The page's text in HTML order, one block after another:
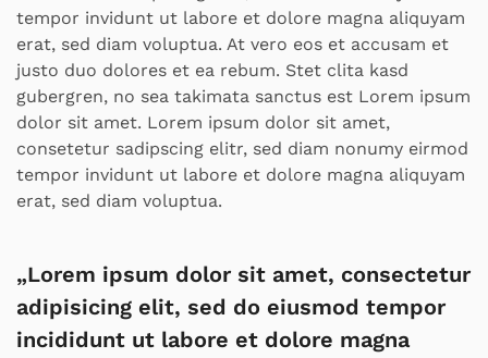
tempor invidunt ut labore et dolore magna aliquyam
erat, sed diam voluptua. At vero eos et accusam et
justo duo dolores et ea rebum. Stet clita kasd
gubergren, no sea takimata sanctus est Lorem ipsum
dolor sit amet. Lorem ipsum dolor sit amet,
consetetur sadipscing elitr, sed diam nonumy eirmod
tempor invidunt ut labore et dolore magna aliquyam
erat, sed diam voluptua.
„Lorem ipsum dolor sit amet, consectetur
adipisicing elit, sed do eiusmod tempor
incididunt ut labore et dolore magna